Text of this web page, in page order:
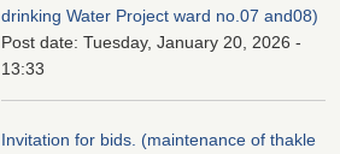
drinking Water Project ward no.07 and08)
Post date: Tuesday, January 20, 2026 -
13:33
Invitation for bids. (maintenance of thakle